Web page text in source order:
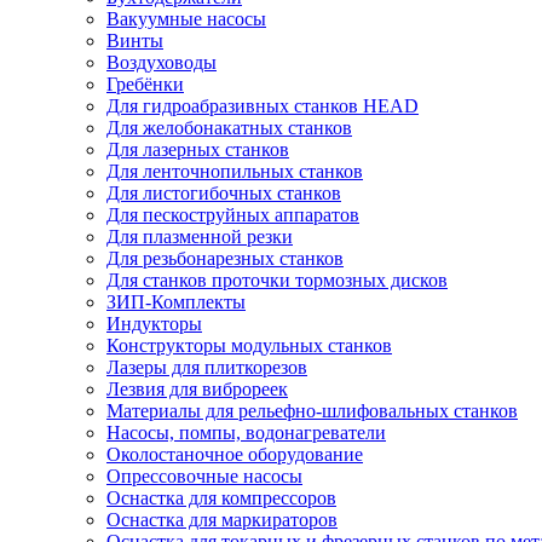
Вакуумные насосы
Винты
Воздуховоды
Гребёнки
Для гидроабразивных станков HEAD
Для желобонакатных станков
Для лазерных станков
Для ленточнопильных станков
Для листогибочных станков
Для пескоструйных аппаратов
Для плазменной резки
Для резьбонарезных станков
Для станков проточки тормозных дисков
ЗИП-Комплекты
Индукторы
Конструкторы модульных станков
Лазеры для плиткорезов
Лезвия для виброреек
Материалы для рельефно-шлифовальных станков
Насосы, помпы, водонагреватели
Околостаночное оборудование
Опрессовочные насосы
Оснастка для компрессоров
Оснастка для маркираторов